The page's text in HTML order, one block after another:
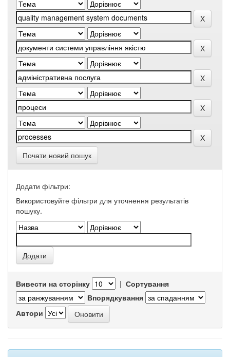
Почати новий пошук
Додати фільтри:
Використовуйте фільтри для уточнення результатів
пошуку.
Вивести на сторінку | Сортування
Впорядкування
Автори